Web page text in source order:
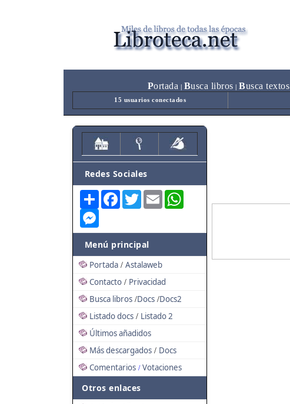
Portada Busca libros Busca textos
15 usuarios conectados
Redes Sociales
Share FacebookTwitterEmail
Menú principal
Portada / Astalaweb
Contacto / Privacidad
Busca libros /Docs /Docs2
Listado docs / Listado 2
Últimos añadidos
Más descargados / Docs
Comentarios / Votaciones
Otros enlaces